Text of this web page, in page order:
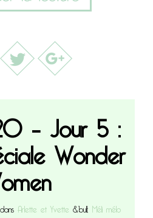
– Jour 5 :
Wonder
Arlette et Yvette &bull; Méli mélo